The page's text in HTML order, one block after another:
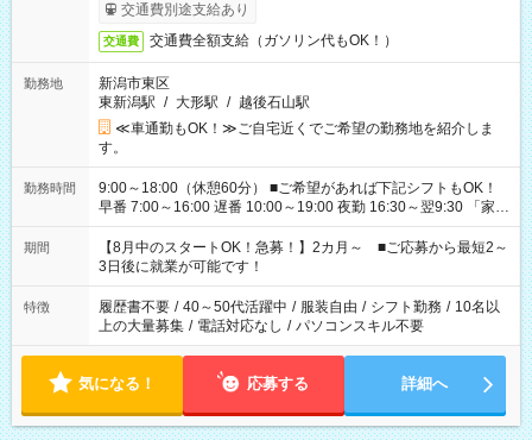
交通費別途支給あり
交通費 交通費全額支給（ガソリン代もOK！）
勤務地
新潟市東区
東新潟駅 / 大形駅 / 越後石山駅
≪車通勤もOK！≫ご自宅近くでご希望の勤務地を紹介しま
す。
勤務時間
9:00～18:00（休憩60分） ■ご希望があれば下記シフトもOK！
早番 7:00～16:00 遅番 10:00～19:00 夜勤 16:30～翌9:30 「家族
と休みを合わせたい」 「余裕を持って夕飯の準備がしたい」
「できれば残業はしたくない」 など、ご希望を教えてください
ね。 ※Wワーク希望の方へ 今ご覧のお仕事で希望する勤務時間
と、もう1つのお仕事の勤務時間。 合計で週40時間を超える場
合は応募できません。
期間
【8月中のスタートOK！急募！】2カ月～ ■ご応募から最短2～
3日後に就業が可能です！
特徴 履歴書不要 / 40～50代活躍中 / 服装自由 / シフト勤務 / 10名以
上の大量募集 / 電話対応なし / パソコンスキル不要
気になる！ 応募する 詳細へ